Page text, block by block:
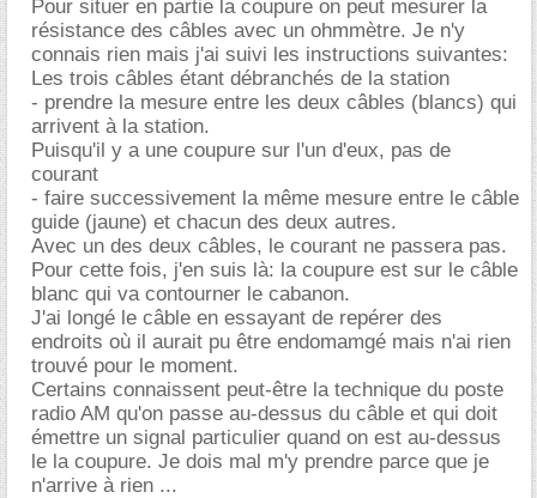
Pour situer en partie la coupure on peut mesurer la
résistance des câbles avec un ohmmètre. Je n'y
connais rien mais j'ai suivi les instructions suivantes:
Les trois câbles étant débranchés de la station
- prendre la mesure entre les deux câbles (blancs) qui
arrivent à la station.
Puisqu'il y a une coupure sur l'un d'eux, pas de
courant
- faire successivement la même mesure entre le câble
guide (jaune) et chacun des deux autres.
Avec un des deux câbles, le courant ne passera pas.
Pour cette fois, j'en suis là: la coupure est sur le câble
blanc qui va contourner le cabanon.
J'ai longé le câble en essayant de repérer des
endroits où il aurait pu être endomamgé mais n'ai rien
trouvé pour le moment.
Certains connaissent peut-être la technique du poste
radio AM qu'on passe au-dessus du câble et qui doit
émettre un signal particulier quand on est au-dessus
le la coupure. Je dois mal m'y prendre parce que je
n'arrive à rien ...